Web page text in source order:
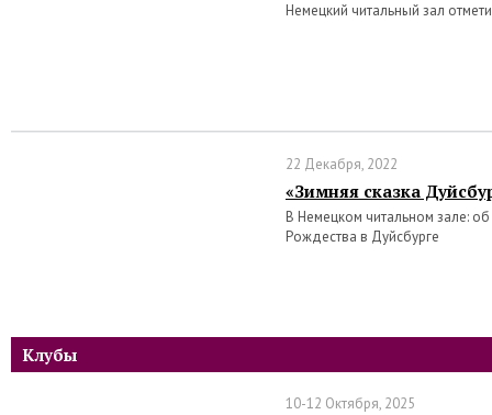
Немецкий читальный зал
22 Декабря, 2022
«Зимняя сказка
В Немецком читальном зале:
Рождества в Дуйсбурге
Клубы
10-12 Октября, 2025